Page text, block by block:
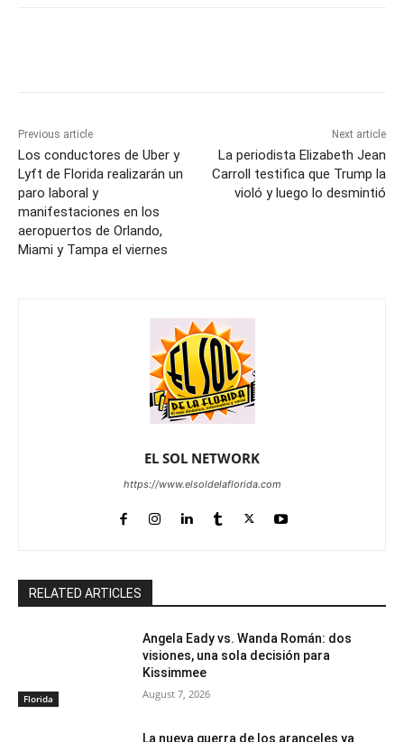
Previous article
Los conductores de Uber y
Lyft de Florida realizarán un
paro laboral y
manifestaciones en los
aeropuertos de Orlando,
Miami y Tampa el viernes
Next article
La periodista Elizabeth Jean
Carroll testifica que Trump la
violó y luego lo desmintió
EL SOL NETWORK
https://www.elsoldelaflorida.com
RELATED ARTICLES
Florida
Angela Eady vs. Wanda Román: dos
visiones, una sola decisión para
Kissimmee
August 7, 2026
La nueva guerra de los aranceles ya